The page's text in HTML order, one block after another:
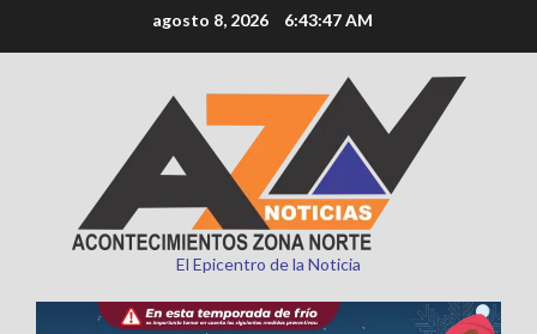
al
agosto 8, 2026 6:43:48 AM
El Epicentro de la Noticia